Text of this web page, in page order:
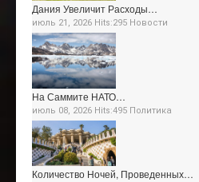
Дания Увеличит Расходы…
июль 21, 2026 Hits:295 Новости
На Саммите НАТО…
июль 08, 2026 Hits:495 Политика
Количество Ночей, Проведенных…